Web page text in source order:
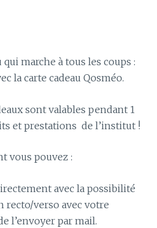
marche à tous les coups :
la carte cadeau Qosméo.
sont valables pendant 1
et prestations de l’institut !
vous pouvez :
avec la possibilité
recto/verso avec votre
l’envoyer par mail.